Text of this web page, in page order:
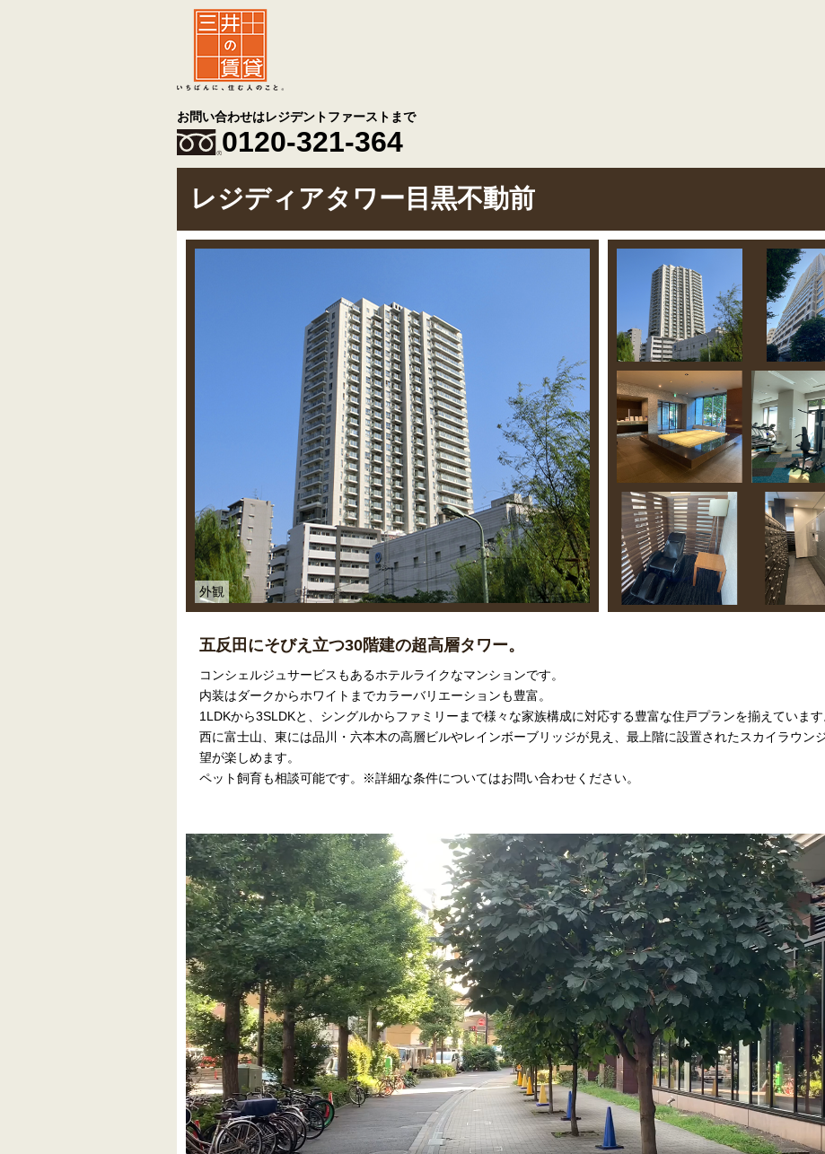
お問い合わせはレジデントファーストまで
0120-321-364
レジディアタワー目黒不動前
外観
五反田にそびえ立つ30階建の超高層タワー。
コンシェルジュサービスもあるホテルライクなマンションです。
内装はダークからホワイトまでカラーバリエーションも豊富。
1LDKから3SLDKと、シングルからファミリーまで様々な家族構成に対応する豊富な住戸プランを揃えています
西に富士山、東には品川・六本木の高層ビルやレインボーブリッジが見え、最上階に設置されたスカイラウン
望が楽しめます。
ペット飼育も相談可能です。※詳細な条件についてはお問い合わせください。